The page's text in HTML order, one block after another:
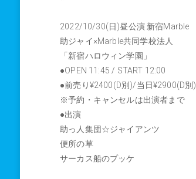
2022/10/30(日)昼公演 新宿Marble
助ジャイ×Marble共同学校法人
「新宿ハロウィン学園」
●OPEN 11:45 / START 12:00
●前売り¥2400(D別)/当日¥2900(D別)
※予約・キャンセルは出演者まで
●出演
助っ人集団☆ジャイアンツ
便所の草
サーカス船のプッケ